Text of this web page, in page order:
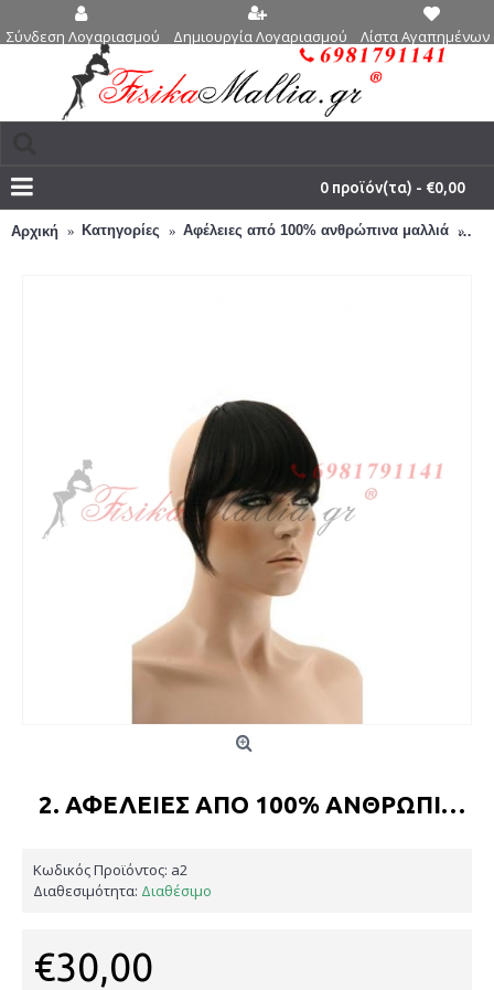
Σύνδεση Λογαριασμού Δημιουργία Λογαριασμού Λίστα Αγαπημένων
0 προϊόν(τα) - €0,00
Αρχική Κατηγορίες Αφέλειες από 100% ανθρώπινα μαλλιά
2. ΑΦΈΛΕΙΕΣ ΑΠΌ 100% ΑΝΘΡΏΠΙΝΑ ΜΑΛΛΙΆ
Κωδικός Προϊόντος: a2
Διαθεσιμότητα: Διαθέσιμο
€30,00